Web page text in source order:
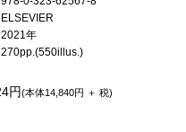
ELSEVIER
2021年
270pp.(550illus.)
円(本体14,840円 ＋ 税)